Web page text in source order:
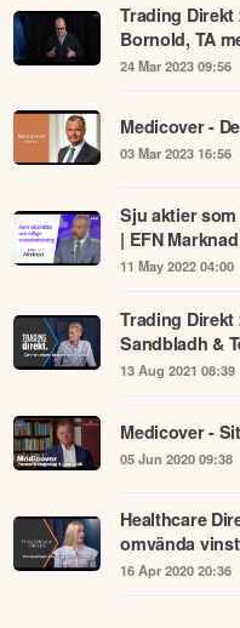
Trading Direkt
Bornold, TA
24 Mar 2023 09:56
Medicover -
03 Mar 2023 16:56
Sju aktier
| EFN
11 May 2022 04:00
Trading Direkt
Sandbladh &
13 Aug 2021 08:39
Medicover -
05 Jun 2020 09:38
Healthcare
omvända
19
16 Apr 2020 20:36